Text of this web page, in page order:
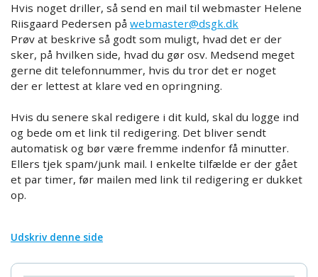
Hvis noget driller, så send en mail til webmaster Helene
Riisgaard Pedersen på webmaster@dsgk.dk
Prøv at beskrive så godt som muligt, hvad det er der
sker, på hvilken side, hvad du gør osv. Medsend meget
gerne dit telefonnummer, hvis du tror det er noget
der er lettest at klare ved en opringning.
Hvis du senere skal redigere i dit kuld, skal du logge ind
og bede om et link til redigering. Det bliver sendt
automatisk og bør være fremme indenfor få minutter.
Ellers tjek spam/junk mail. I enkelte tilfælde er der gået
et par timer, før mailen med link til redigering er dukket
op.
Udskriv denne side